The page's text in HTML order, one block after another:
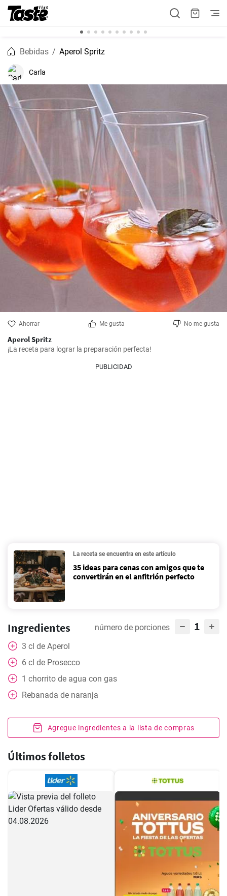
Bebidas Aperol Spritz
Carla
Ahorrar Me gusta No me gusta
Aperol Spritz
¡La receta para lograr la preparación perfecta!
PUBLICIDAD
La receta se encuentra en este artículo
35 ideas para cenas con amigos que te
convertirán en el anfitrión perfecto
Ingredientes número de porciones 1
3 cl de Aperol
6 cl de Prosecco
1 chorrito de agua con gas
Rebanada de naranja
Agregue ingredientes a la lista de compras
Últimos folletos